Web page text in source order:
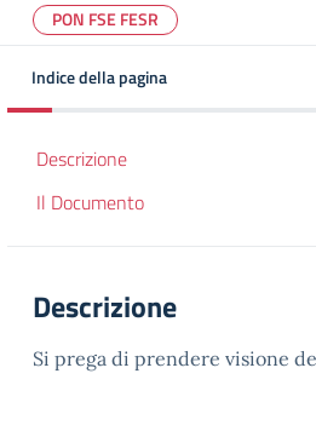
PON FSE FESR
Indice della pagina
Descrizione
Il Documento
Descrizione
Si prega di prendere visione